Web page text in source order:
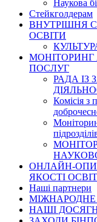
Наукова
Стейкголдерам
ВНУТРІШНЯ
ОСВІТИ
МОНІТОРИНГ
ПОСЛУГ
РАДА ІЗ
Комісія з
ОНЛАЙН-
ЯКОСТІ
Наші партнери
НАШІ